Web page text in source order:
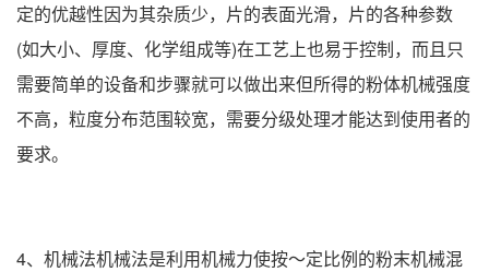
定的优越性因为其杂质少，片的表面光滑，片的各种参数
(如大小、厚度、化学组成等)在工艺上也易于控制，而且只
需要简单的设备和步骤就可以做出来但所得的粉体机械强度
不高，粒度分布范围较宽，需要分级处理才能达到使用者的
要求。
4、机械法机械法是利用机械力使按～定比例的粉末机械混